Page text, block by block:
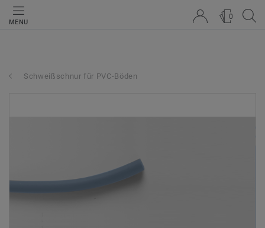
MENU
0
Schweißschnur für PVC-Böden